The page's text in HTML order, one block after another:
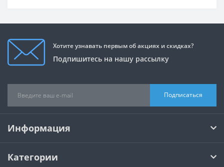
Хотите узнавать первым об акциях и скидках?
Подпишитесь на нашу рассылку
Подписаться
Информация
Категории